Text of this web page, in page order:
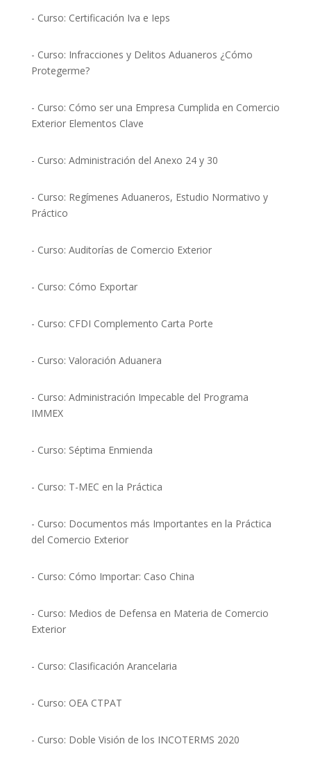
- Curso: Certificación Iva e Ieps
- Curso: Infracciones y Delitos Aduaneros ¿Cómo
Protegerme?
- Curso: Cómo ser una Empresa Cumplida en Comercio
Exterior Elementos Clave
- Curso: Administración del Anexo 24 y 30
- Curso: Regímenes Aduaneros, Estudio Normativo y
Práctico
- Curso: Auditorías de Comercio Exterior
- Curso: Cómo Exportar
- Curso: CFDI Complemento Carta Porte
- Curso: Valoración Aduanera
- Curso: Administración Impecable del Programa
IMMEX
- Curso: Séptima Enmienda
- Curso: T-MEC en la Práctica
- Curso: Documentos más Importantes en la Práctica
del Comercio Exterior
- Curso: Cómo Importar: Caso China
- Curso: Medios de Defensa en Materia de Comercio
Exterior
- Curso: Clasificación Arancelaria
- Curso: OEA CTPAT
- Curso: Doble Visión de los INCOTERMS 2020